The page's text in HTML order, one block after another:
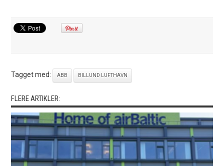
Tagget med: ABB BILLUND LUFTHAVN
FLERE ARTIKLER: